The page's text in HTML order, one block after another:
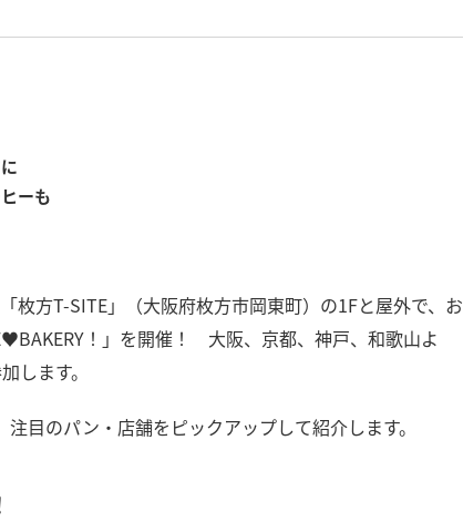
ーも
枚方T-SITE」（大阪府枚方市岡東町）の1Fと屋外で、お
！」を開催！ 大阪、京都、神戸、和歌山よ
します。
目のパン・店舗をピックアップして紹介します。